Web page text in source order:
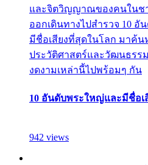
และจิตวิญญาณของคนในชา
ออกเดินทางไปสำรวจ 10
มีชื่อเสียงที่สุดในโลก มาค้
ประวัติศาสตร์และวัฒนธรร
งดงามเหล่านี้ไปพร้อมๆ กัน
10 อันดับพระใหญ่และมีชื่อเ
942 views